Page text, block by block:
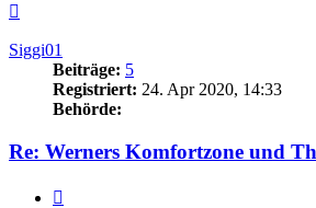
Siggi01
Beiträge: 5
Registriert: 24. Apr 2020, 14:33
Behörde:
Re: Werners Komfortzone und